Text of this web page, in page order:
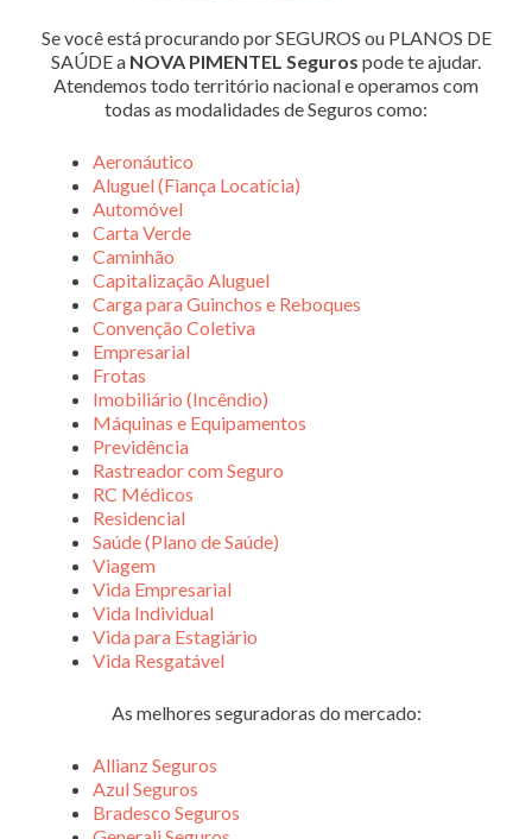
Se você está procurando por SEGUROS ou PLANOS DE
SAÚDE a NOVA PIMENTEL Seguros pode te ajudar.
Atendemos todo território nacional e operamos com
todas as modalidades de Seguros como:
Aeronáutico
Aluguel (Fiança Locatícia)
Automóvel
Carta Verde
Caminhão
Capitalização Aluguel
Carga para Guinchos e Reboques
Convenção Coletiva
Empresarial
Frotas
Imobiliário (Incêndio)
Máquinas e Equipamentos
Previdência
Rastreador com Seguro
RC Médicos
Residencial
Saúde (Plano de Saúde)
Viagem
Vida Empresarial
Vida Individual
Vida para Estagiário
Vida Resgatável
As melhores seguradoras do mercado:
Allianz Seguros
Azul Seguros
Bradesco Seguros